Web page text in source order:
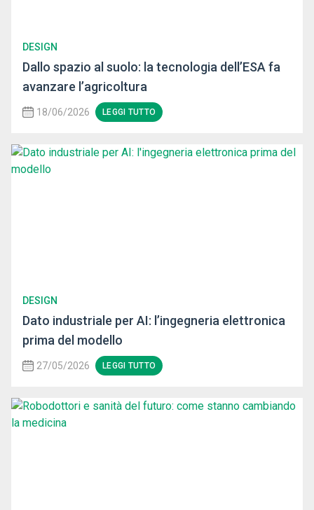
DESIGN
Dallo spazio al suolo: la tecnologia dell’ESA fa
avanzare l’agricoltura
18/06/2026 LEGGI TUTTO
DESIGN
Dato industriale per AI: l’ingegneria elettronica
prima del modello
27/05/2026 LEGGI TUTTO